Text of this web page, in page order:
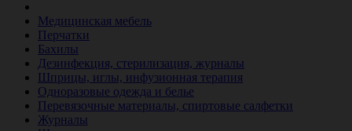
Медицинская мебель
Перчатки
Бахилы
Дезинфекция, стерилизация, журналы
Шприцы, иглы, инфузионная терапия
Одноразовые одежда и белье
Перевязочные материалы, спиртовые салфетки
Журналы